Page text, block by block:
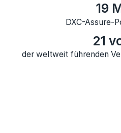
19
DXC-Assure-
21
der weltweit führenden